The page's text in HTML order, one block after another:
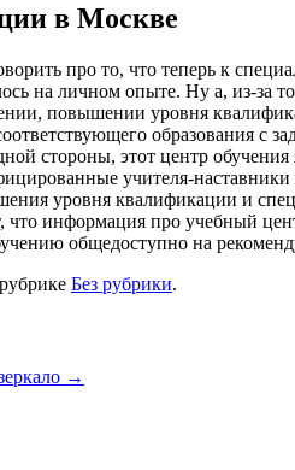
в Москве
про то, что теперь к
на личном опыте. Ну а, из-за
повышении уровня
образования с
стороны, этот центр
учителя-
уровня квалификации и
что информация про учебный
общедоступно на
Без рубрики.
→